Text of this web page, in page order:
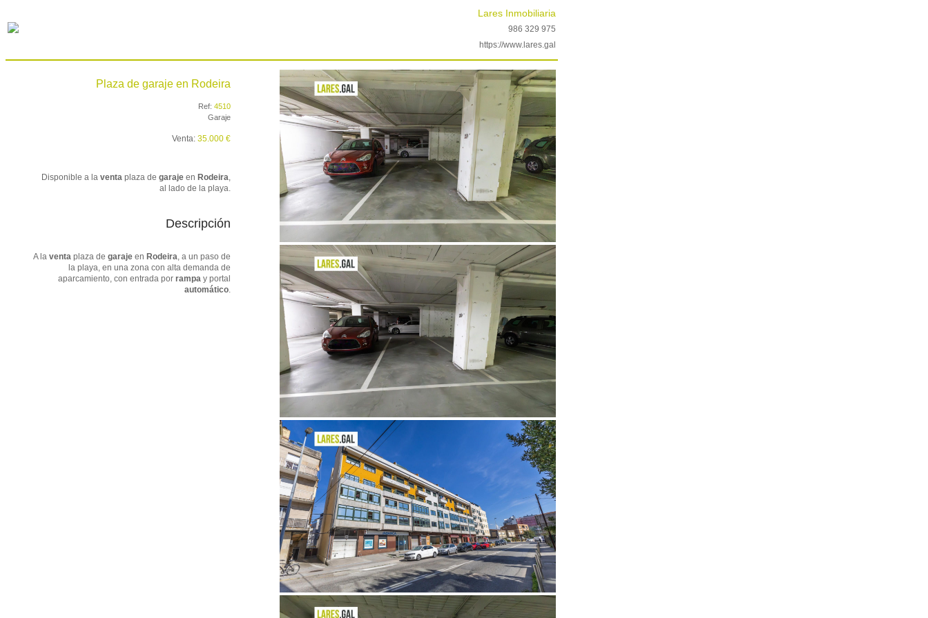
Lares Inmobiliaria
986 329 975
https://www.lares.gal
Plaza de garaje en Rodeira
Ref: 4510
Garaje
Venta: 35.000 €
Disponible a la venta plaza de garaje en Rodeira,
al lado de la playa.
Descripción
A la venta plaza de garaje en Rodeira, a un paso de
la playa, en una zona con alta demanda de
aparcamiento, con entrada por rampa y portal
automático.